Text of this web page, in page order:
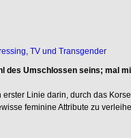
TV und Transgender
des Umschlossen seins; mal
erster Linie darin, durch das
feminine Attribute zu